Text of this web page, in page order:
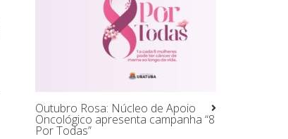
Outubro Rosa: Núcleo de Apoio
Oncológico apresenta campanha “8
Por Todas”